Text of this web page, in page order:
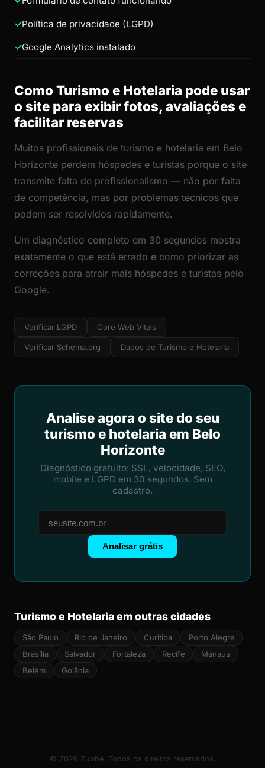
Política de privacidade (LGPD)
Google Analytics instalado
Como Turismo e Hotelaria pode usar
o site para exibir fotos, avaliações e
facilitar reservas
Muitos profissionais de turismo e hotelaria em Belo
Horizonte perdem hóspedes e turistas porque o site
transmite falta de profissionalismo — não por falta
de competência, mas por problemas técnicos que
podem ser resolvidos rapidamente.
Um diagnóstico completo em 30 segundos mostra
exatamente o que está errado e como priorizar as
correções para atrair mais hóspedes e turistas pelo
Google.
Verificar LGPD Core Web Vitals
Verificar Schema.org Dados de Turismo e Hotelaria
Analise agora o site do seu
turismo e hotelaria em Belo
Horizonte
Diagnóstico gratuito: SSL, velocidade, SEO,
mobile e LGPD em 30 segundos. Sem
cadastro.
Analisar grátis
Turismo e Hotelaria em outras cidades
São Paulo Rio de Janeiro Curitiba
Porto Alegre
Brasília
Salvador Fortaleza Recife
Manaus
Belém
Goiânia
© 2026 Zubbe. Todos os direitos reservados.